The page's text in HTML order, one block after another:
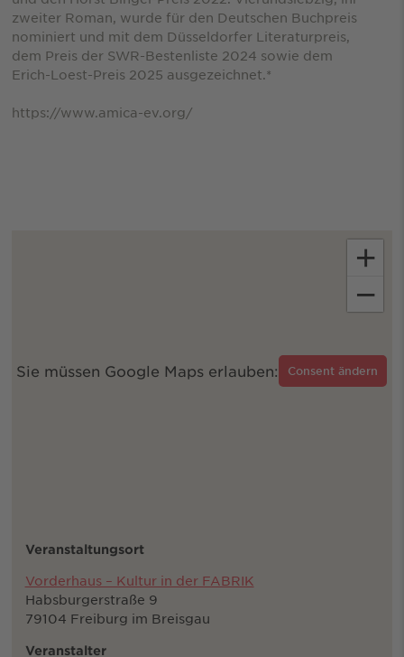
zweiter Roman, wurde für den Deutschen Buchpreis
nominiert und mit dem Düsseldorfer Literaturpreis,
dem Preis der SWR-Bestenliste 2024 sowie dem
Erich-Loest-Preis 2025 ausgezeichnet.*
https://www.amica-ev.org/
Sie müssen Google Maps erlauben: Consent ändern
+
−
Veranstaltungsort
Vorderhaus – Kultur in der FABRIK
Habsburgerstraße 9
79104 Freiburg im Breisgau
Veranstalter